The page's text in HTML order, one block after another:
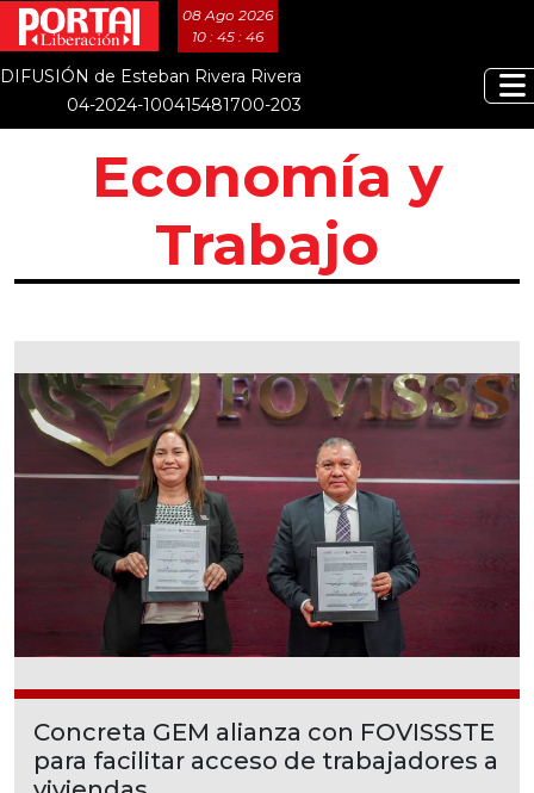
08 Ago 2026
10 : 45 : 49
DIFUSIÓN de Esteban Rivera Rivera
04-2024-100415481700-203
Economía y
Trabajo
Concreta GEM alianza con FOVISSSTE
para facilitar acceso de trabajadores a